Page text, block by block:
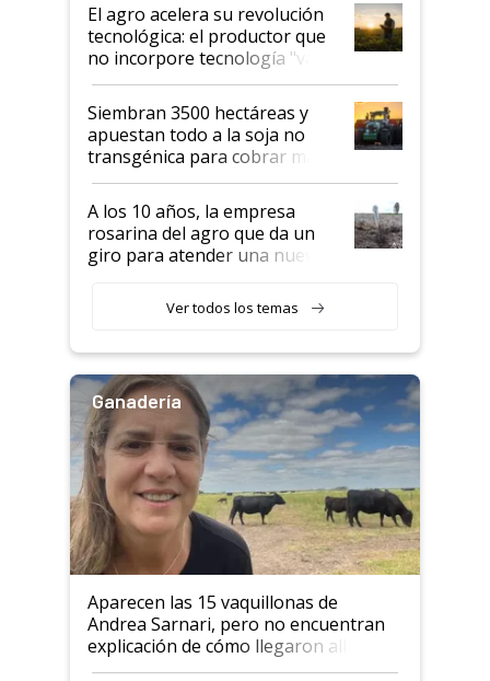
El agro acelera su revolución
tecnológica: el productor que
no incorpore tecnología "va a
perder el tren"
Siembran 3500 hectáreas y
apuestan todo a la soja no
transgénica para cobrar más
por tonelada: compraron un
semillero
A los 10 años, la empresa
rosarina del agro que da un
giro para atender una nueva
Ver todos los temas
Ganadería
Aparecen las 15 vaquillonas de
Andrea Sarnari, pero no encuentran
explicación de cómo llegaron allí